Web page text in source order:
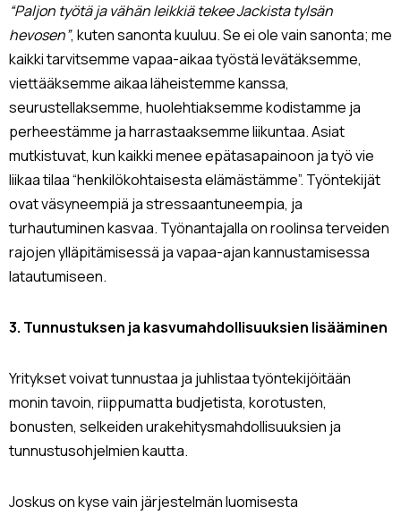
“Paljon työtä ja vähän leikkiä tekee Jackista tylsän
hevosen”, kuten sanonta kuuluu. Se ei ole vain sanonta; me
kaikki tarvitsemme vapaa-aikaa työstä levätäksemme,
viettääksemme aikaa läheistemme kanssa,
seurustellaksemme, huolehtiaksemme kodistamme ja
perheestämme ja harrastaaksemme liikuntaa. Asiat
mutkistuvat, kun kaikki menee epätasapainoon ja työ vie
liikaa tilaa “henkilökohtaisesta elämästämme”. Työntekijät
ovat väsyneempiä ja stressaantuneempia, ja
turhautuminen kasvaa. Työnantajalla on roolinsa terveiden
rajojen ylläpitämisessä ja vapaa-ajan kannustamisessa
latautumiseen.
3. Tunnustuksen ja kasvumahdollisuuksien lisääminen
Yritykset voivat tunnustaa ja juhlistaa työntekijöitään
monin tavoin, riippumatta budjetista, korotusten,
bonusten, selkeiden urakehitysmahdollisuuksien ja
tunnustusohjelmien kautta.
Joskus on kyse vain järjestelmän luomisesta